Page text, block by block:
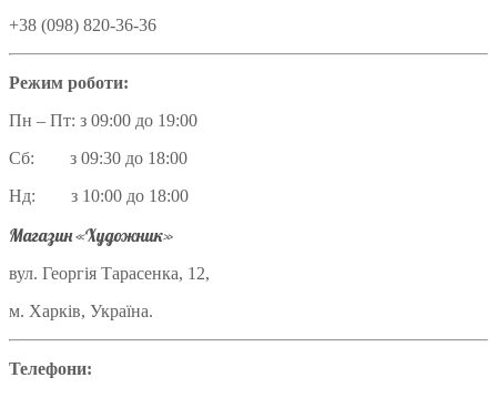
+38 (098) 820-36-36
Режим роботи:
Пн – Пт: з 09:00 до 19:00
Сб: з 09:30 до 18:00
Нд: з 10:00 до 18:00
Магазин «Художник»
вул. Георгія Тарасенка, 12,
м. Харків, Україна.
Телефони: